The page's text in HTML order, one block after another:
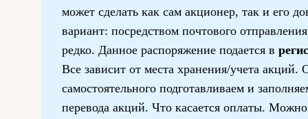
может сделать как сам акционер, так и его
вариант: посредством почтового
редко. Данное распоряжение подается в
Все зависит от места хранения/учета
самостоятельного подготавливаем и
перевода акций. Что касается оплаты.